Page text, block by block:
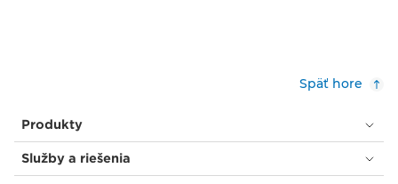
Späť hore
Produkty
Služby a riešenia